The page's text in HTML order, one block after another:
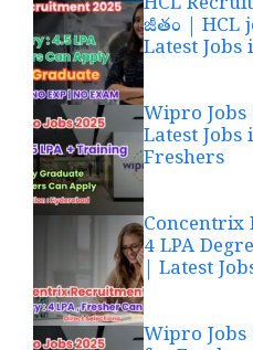
జీతం | HCL
Latest Jobs
Wipro Jobs
Latest
Freshers
Concentrix
4 LPA
| Latest
Wipro